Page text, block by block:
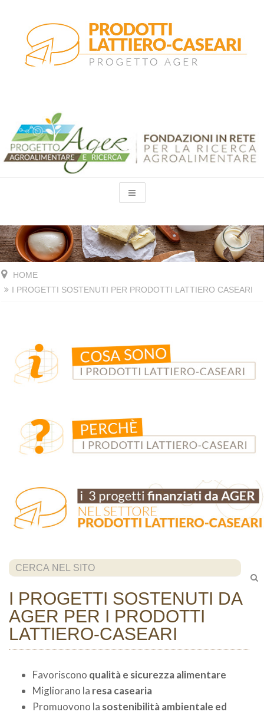
HOME
I PROGETTI SOSTENUTI PER PRODOTTI LATTIERO CASEARI
Cerca...
I PROGETTI SOSTENUTI DA
AGER PER I PRODOTTI
LATTIERO-CASEARI
Favoriscono qualità e sicurezza alimentare
Migliorano la resa casearia
Promuovono la sostenibilità ambientale ed